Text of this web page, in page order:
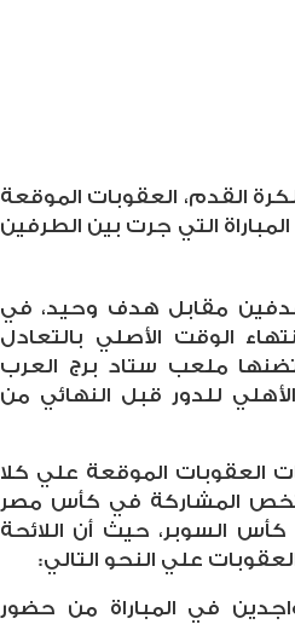
القدم، العقوبات الموقعة
التي جرت بين الطرفين
مقابل هدف وحيد، في
الوقت الأصلي بالتعادل
ملعب ستاد برج العرب
للدور قبل النهائي من
العقوبات الموقعة علي كلا
تخص المشاركة في كأس مصر
السوبر، حيث أن اللائحة
علي النحو التالي:
في المباراة من حضور